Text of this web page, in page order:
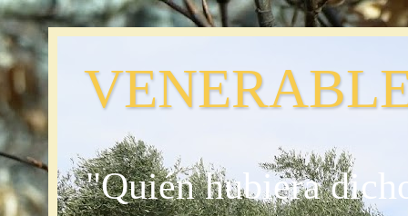
"Quién hubiera